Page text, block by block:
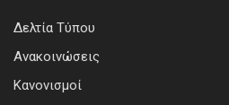
Δελτία Τύπου
Ανακοινώσεις
Κανονισμοί